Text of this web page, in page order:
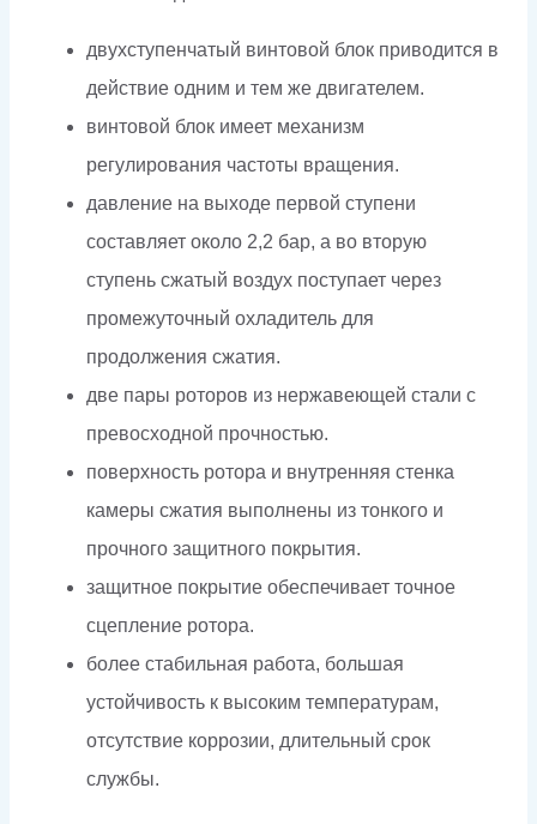
двухступенчатый винтовой блок приводится в
действие одним и тем же двигателем.
винтовой блок имеет механизм
регулирования частоты вращения.
давление на выходе первой ступени
составляет около 2,2 бар, а во вторую
ступень сжатый воздух поступает через
промежуточный охладитель для
продолжения сжатия.
две пары роторов из нержавеющей стали с
превосходной прочностью.
поверхность ротора и внутренняя стенка
камеры сжатия выполнены из тонкого и
прочного защитного покрытия.
защитное покрытие обеспечивает точное
сцепление ротора.
более стабильная работа, большая
устойчивость к высоким температурам,
отсутствие коррозии, длительный срок
службы.